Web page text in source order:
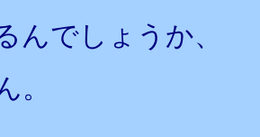
んでしょうか、
。